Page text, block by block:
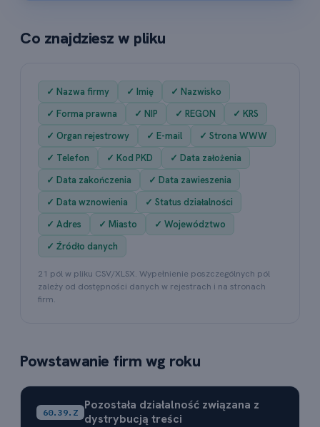
Co znajdziesz w pliku
✓ Nazwa firmy ✓ Imię
✓ Nazwisko
✓ Forma prawna
✓ NIP ✓ REGON
✓ KRS
✓ Organ rejestrowy
✓ E-mail
✓ Strona WWW
✓ Telefon
✓ Kod PKD
✓ Data założenia
✓ Data zakończenia
✓ Data zawieszenia
✓ Data wznowienia
✓ Status działalności
✓ Adres
✓ Miasto
✓ Województwo
✓ Źródło danych
21 pól w pliku CSV/XLSX. Wypełnienie poszczególnych pól
zależy od dostępności danych w rejestrach i na stronach
firm.
Powstawanie firm wg roku
60.39.Z
Pozostała działalność związana z
dystrybucją treści